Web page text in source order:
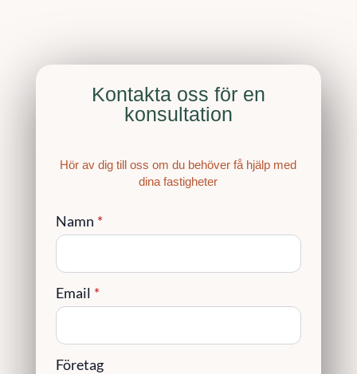
Kontakta oss för en
konsultation
Hör av dig till oss om du behöver få hjälp med
dina fastigheter
Namn *
Email *
Företag